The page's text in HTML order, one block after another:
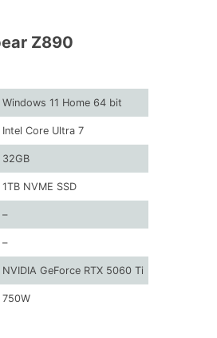
Z890
Windows 11 Home 64 bit
Intel Core Ultra 7
32GB
1TB NVME SSD
–
–
NVIDIA GeForce RTX 5060 Ti
750W